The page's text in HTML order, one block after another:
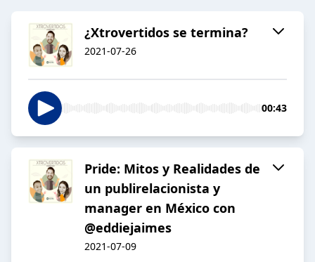
¿Xtrovertidos se termina?
2021-07-26
00:43
Pride: Mitos y Realidades de
un publirelacionista y
manager en México con
@eddiejaimes
2021-07-09